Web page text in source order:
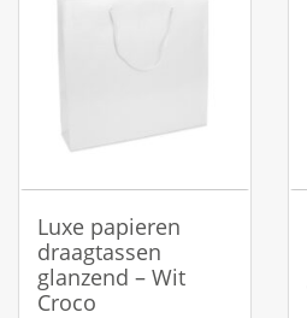
Luxe papieren
draagtassen
glanzend – Wit
Croco